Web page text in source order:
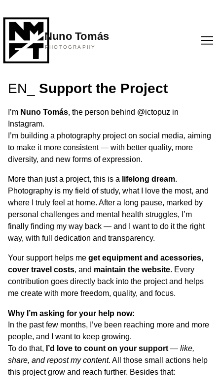
Skip
Content
Nuno Tomás
PHOTOGRAPHY
EN_ Support the Project
I’m Nuno Tomás, the person behind @ictopuz in
Instagram.
I’m building a photography project on social media, aiming
to make it more consistent — with better quality, more
diversity, and new forms of expression.
More than just a project, this is a lifelong dream.
Photography is my field of study, what I love the most, and
where I truly feel at home. After a long pause, marked by
personal challenges and mental health struggles, I’m
finally finding my way back — and I want to do it the right
way, with full dedication and transparency.
Your support helps me get equipment and acessories,
cover travel costs, and maintain the website. Every
contribution goes directly back into the project and helps
me create with more freedom, quality, and focus.
Why I’m asking for your help now:
In the past few months, I’ve been reaching more and more
people, and I want to keep growing.
To do that, I’d love to count on your support — like,
share, and repost my content. All those small actions help
this project grow and reach further. Besides that: